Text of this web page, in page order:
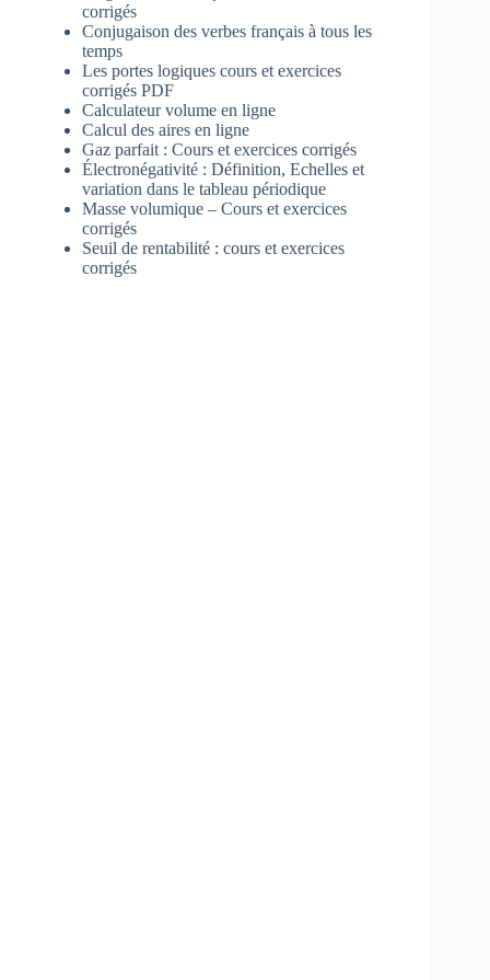
corrigés
Conjugaison des verbes français à tous les
temps
Les portes logiques cours et exercices
corrigés PDF
Calculateur volume en ligne
Calcul des aires en ligne
Gaz parfait : Cours et exercices corrigés
Électronégativité : Définition, Echelles et
variation dans le tableau périodique
Masse volumique – Cours et exercices
corrigés
Seuil de rentabilité : cours et exercices
corrigés